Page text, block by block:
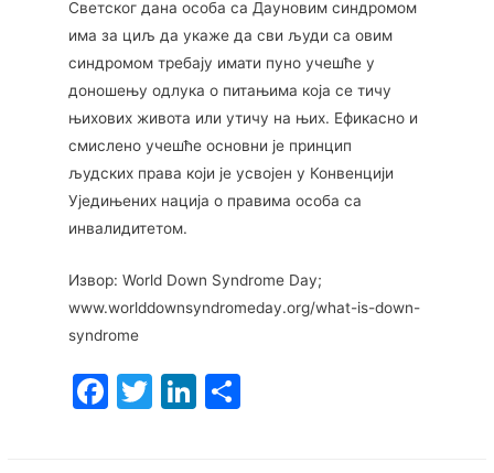
Светског дана особа са Дауновим синдромом
има за циљ да укаже да сви људи са овим
синдромом требају имати пуно учешће у
доношењу одлука о питањима која се тичу
њихових живота или утичу на њих. Ефикасно и
смислено учешће основни је принцип
људских права који је усвојен у Конвенцији
Уједињених нација о правима особа са
инвалидитетом.
Извор: World Down Syndrome Day;
www.worlddownsyndromeday.org/what-is-down-
syndrome
F T Li S